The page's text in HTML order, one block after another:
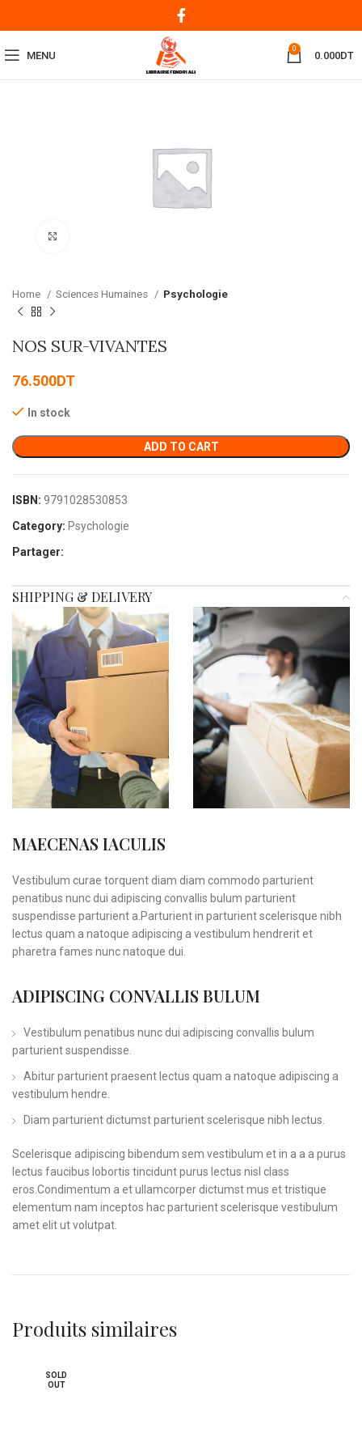
MENU
0
0.000DT
Home Sciences Humaines Psychologie
NOS SUR-VIVANTES
76.500DT
In stock
ADD TO CART
ISBN: 9791028530853
Category: Psychologie
Partager:
SHIPPING & DELIVERY
MAECENAS IACULIS
Vestibulum curae torquent diam diam commodo parturient
penatibus nunc dui adipiscing convallis bulum parturient
suspendisse parturient a.Parturient in parturient scelerisque nibh
lectus quam a natoque adipiscing a vestibulum hendrerit et
pharetra fames nunc natoque dui.
ADIPISCING CONVALLIS BULUM
Vestibulum penatibus nunc dui adipiscing convallis bulum
parturient suspendisse.
Abitur parturient praesent lectus quam a natoque adipiscing a
vestibulum hendre.
Diam parturient dictumst parturient scelerisque nibh lectus.
Scelerisque adipiscing bibendum sem vestibulum et in a a a purus
lectus faucibus lobortis tincidunt purus lectus nisl class
eros.Condimentum a et ullamcorper dictumst mus et tristique
elementum nam inceptos hac parturient scelerisque vestibulum
amet elit ut volutpat.
Produits similaires
SOLD
OUT